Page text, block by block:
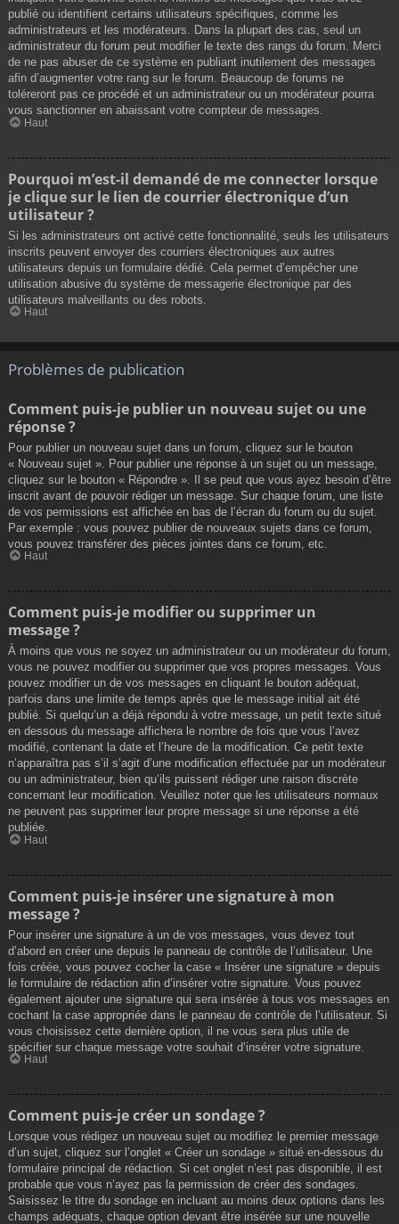
publié ou identifient certains utilisateurs spécifiques, comme les
administrateurs et les modérateurs. Dans la plupart des cas, seul un
administrateur du forum peut modifier le texte des rangs du forum. Merci
de ne pas abuser de ce système en publiant inutilement des messages
afin d’augmenter votre rang sur le forum. Beaucoup de forums ne
toléreront pas ce procédé et un administrateur ou un modérateur pourra
vous sanctionner en abaissant votre compteur de messages.
Haut
Pourquoi m’est-il demandé de me connecter lorsque
je clique sur le lien de courrier électronique d’un
utilisateur ?
Si les administrateurs ont activé cette fonctionnalité, seuls les utilisateurs
inscrits peuvent envoyer des courriers électroniques aux autres
utilisateurs depuis un formulaire dédié. Cela permet d’empêcher une
utilisation abusive du système de messagerie électronique par des
utilisateurs malveillants ou des robots.
Haut
Problèmes de publication
Comment puis-je publier un nouveau sujet ou une
réponse ?
Pour publier un nouveau sujet dans un forum, cliquez sur le bouton
« Nouveau sujet ». Pour publier une réponse à un sujet ou un message,
cliquez sur le bouton « Répondre ». Il se peut que vous ayez besoin d’être
inscrit avant de pouvoir rédiger un message. Sur chaque forum, une liste
de vos permissions est affichée en bas de l’écran du forum ou du sujet.
Par exemple : vous pouvez publier de nouveaux sujets dans ce forum,
vous pouvez transférer des pièces jointes dans ce forum, etc.
Haut
Comment puis-je modifier ou supprimer un
message ?
À moins que vous ne soyez un administrateur ou un modérateur du forum,
vous ne pouvez modifier ou supprimer que vos propres messages. Vous
pouvez modifier un de vos messages en cliquant le bouton adéquat,
parfois dans une limite de temps après que le message initial ait été
publié. Si quelqu’un a déjà répondu à votre message, un petit texte situé
en dessous du message affichera le nombre de fois que vous l’avez
modifié, contenant la date et l’heure de la modification. Ce petit texte
n’apparaîtra pas s’il s’agit d’une modification effectuée par un modérateur
ou un administrateur, bien qu’ils puissent rédiger une raison discrète
concernant leur modification. Veuillez noter que les utilisateurs normaux
ne peuvent pas supprimer leur propre message si une réponse a été
publiée.
Haut
Comment puis-je insérer une signature à mon
message ?
Pour insérer une signature à un de vos messages, vous devez tout
d’abord en créer une depuis le panneau de contrôle de l’utilisateur. Une
fois créée, vous pouvez cocher la case « Insérer une signature » depuis
le formulaire de rédaction afin d’insérer votre signature. Vous pouvez
également ajouter une signature qui sera insérée à tous vos messages en
cochant la case appropriée dans le panneau de contrôle de l’utilisateur. Si
vous choisissez cette dernière option, il ne vous sera plus utile de
spécifier sur chaque message votre souhait d’insérer votre signature.
Haut
Comment puis-je créer un sondage ?
Lorsque vous rédigez un nouveau sujet ou modifiez le premier message
d’un sujet, cliquez sur l’onglet « Créer un sondage » situé en-dessous du
formulaire principal de rédaction. Si cet onglet n’est pas disponible, il est
probable que vous n’ayez pas la permission de créer des sondages.
Saisissez le titre du sondage en incluant au moins deux options dans les
champs adéquats, chaque option devant être insérée sur une nouvelle